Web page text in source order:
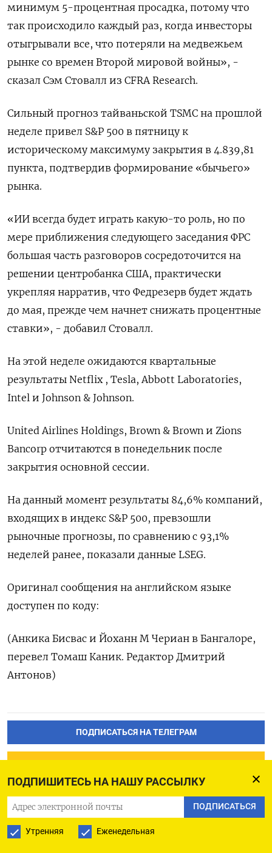
ПОДПИШИТЕСЬ НА НАШУ РАССЫЛКУ
ПОДПИСАТЬСЯ
Утренняя Еженедельная
минимум 5-процентная просадка, потому что
так происходило каждый раз, когда инвесторы
отыгрывали все, что потеряли на медвежьем
рынке со времен Второй мировой войны», -
сказал Сэм Стовалл из CFRA Research.
Сильный прогноз тайваньской TSMC на прошлой
неделе привел S&P 500 в пятницу к
историческому максимуму закрытия в 4.839,81
пункта, подтвердив формирование «бычьего»
рынка.
«ИИ всегда будет играть какую-то роль, но по
мере приближения следующего заседания ФРС
большая часть разговоров сосредоточится на
решении центробанка США, практически
укрепляя нарратив, что Федрезерв будет ждать
до мая, прежде чем начнет снижать процентные
ставки», - добавил Стовалл.
На этой неделе ожидаются квартальные
результаты Netflix , Tesla, Abbott Laboratories,
Intel и Johnson & Johnson.
United Airlines Holdings, Brown & Brown и Zions
Bancorp отчитаются в понедельник после
закрытия основной сессии.
На данный момент результаты 84,6% компаний,
входящих в индекс S&P 500, превзошли
рыночные прогнозы, по сравнению с 93,1%
неделей ранее, показали данные LSEG.
Оригинал сообщения на английском языке
доступен по коду:
(Анкика Бисвас и Йоханн М Чериан в Бангалоре,
перевел Томаш Каник. Редактор Дмитрий
Антонов)
ПОДПИСАТЬСЯ НА ТЕЛЕГРАМ
ПОДПИСАТЬСЯ В GOOGLE